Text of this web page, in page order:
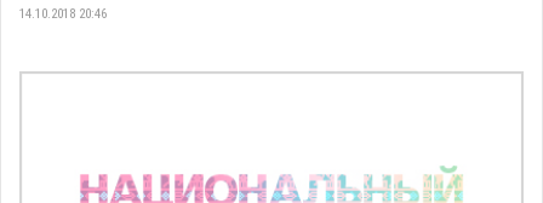
14.10.2018 20:46